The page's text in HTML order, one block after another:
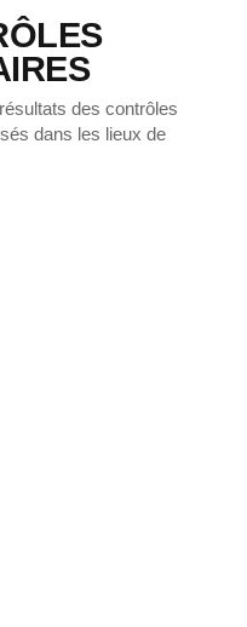
des contrôles
dans les lieux de